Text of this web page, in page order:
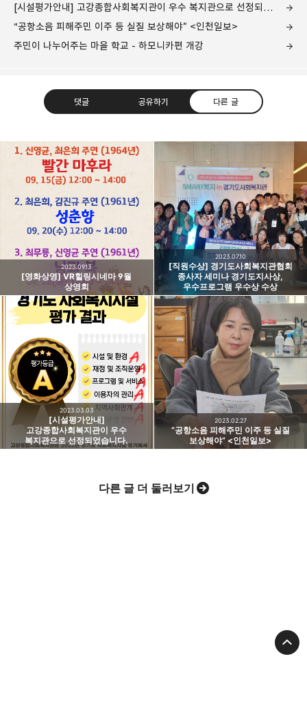
[시설평가안내] 고강종합사회복지관이 우수 복지관으로 선정되었습니다.
“공항소음 피해주민 이주 등 실질 보상해야” <인천일보>
주민이 나누어주는 마을 학교 - 하모니카편 개강
댓글 공유하기 다른 글
고강종합사회복지관
주민의 가능성과 꿈을 실현하는 지역사회를 응원하는
고강종합사회복지관입니다.
트위터
밴드 네이버 블로그 Pocket
[영화상영] VR힐링시네마 9월
상영회
2023.09.13
[직원수상] 경기도사회복지관협회
종사자 세미나 경기도지사상,
우수프로그램 우수상 수상
2023.07.10
[시설평가안내]
고강종합사회복지관이 우수
복지관으로 선정되었습니다.
2023.03.03
“공항소음 피해주민 이주 등 실질
보상해야” <인천일보>
2023.02.27
다른 글 더 둘러보기